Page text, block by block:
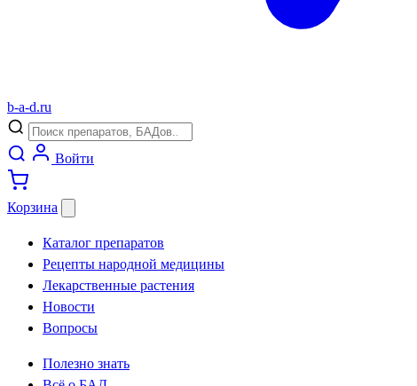
b-a-d.ru
Войти
Корзина
Каталог препаратов
Рецепты народной медицины
Лекарственные растения
Новости
Вопросы
Полезно знать